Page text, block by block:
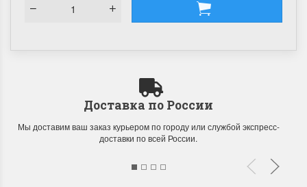
Доставка по России
Мы доставим ваш заказ курьером по городу или службой экспресс-
доставки по всей России.